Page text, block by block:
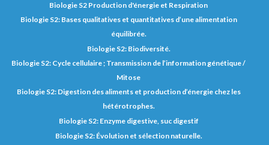
Biologie S2 Production d'énergie et Respiration
Biologie S2: Bases qualitatives et quantitatives d’une alimentation
équilibrée.
Biologie S2: Biodiversité.
Biologie S2: Cycle cellulaire ; Transmission de l’information génétique /
Mitose
Biologie S2: Digestion des aliments et production d’énergie chez les
hétérotrophes.
Biologie S2: Enzyme digestive, suc digestif
Biologie S2: Évolution et sélection naturelle.